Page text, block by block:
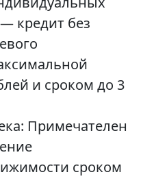
кредит без
и сроком до 3
Примечателен
сроком